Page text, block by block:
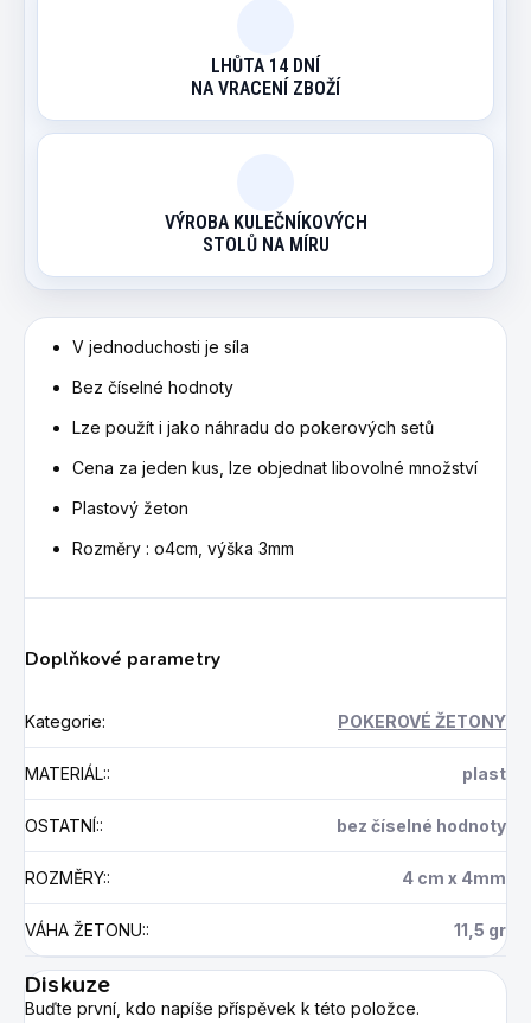
LHŮTA 14 DNÍ
NA VRACENÍ ZBOŽÍ
VÝROBA KULEČNÍKOVÝCH
STOLŮ NA MÍRU
V jednoduchosti je síla
Bez číselné hodnoty
Lze použít i jako náhradu do pokerových setů
Cena za jeden kus, lze objednat libovolné množství
Plastový žeton
Rozměry : o4cm, výška 3mm
Doplňkové parametry
Kategorie: POKEROVÉ ŽETONY
MATERIÁL:: plast
OSTATNÍ:: bez číselné hodnoty
ROZMĚRY:: 4 cm x 4mm
VÁHA ŽETONU:: 11,5 gr
Diskuze
Buďte první, kdo napíše příspěvek k této položce.